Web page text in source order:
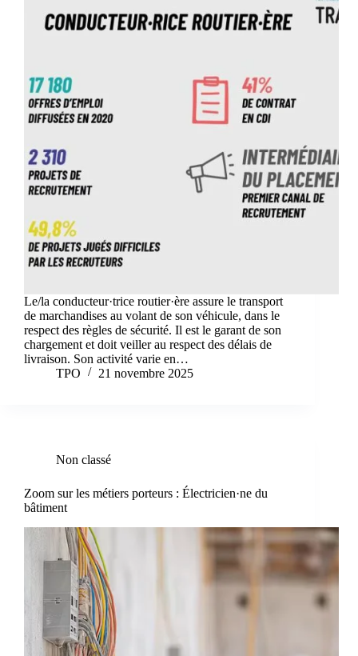
Le/la conducteur·trice routier·ère assure le transport
de marchandises au volant de son véhicule, dans le
respect des règles de sécurité. Il est le garant de son
chargement et doit veiller au respect des délais de
livraison. Son activité varie en…
TPO
21 novembre 2025
Non classé
Zoom sur les métiers porteurs : Électricien·ne du
bâtiment